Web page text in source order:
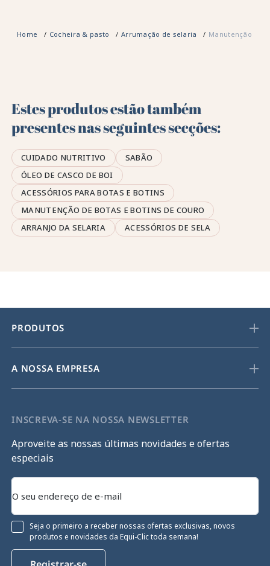
Home Cocheira & pasto Arrumação de selaria Manutenção do
Estes produtos estão também
presentes nas seguintes secções:
CUIDADO NUTRITIVO
SABÃO
ÓLEO DE CASCO DE BOI
ACESSÓRIOS PARA BOTAS E BOTINS
MANUTENÇÃO DE BOTAS E BOTINS DE COURO
ARRANJO DA SELARIA
ACESSÓRIOS DE SELA
PRODUTOS
A NOSSA EMPRESA
INSCREVA-SE NA NOSSA NEWSLETTER
Aproveite as nossas últimas novidades e ofertas
especiais
Seja o primeiro a receber nossas ofertas exclusivas, novos
produtos e novidades da Equi-Clic toda semana!